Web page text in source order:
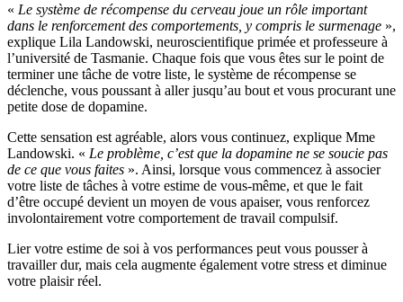
« Le système de récompense du cerveau joue un rôle important
dans le renforcement des comportements, y compris le surmenage »,
explique Lila Landowski, neuroscientifique primée et professeure à
l’université de Tasmanie. Chaque fois que vous êtes sur le point de
terminer une tâche de votre liste, le système de récompense se
déclenche, vous poussant à aller jusqu’au bout et vous procurant une
petite dose de dopamine.
Cette sensation est agréable, alors vous continuez, explique Mme
Landowski. « Le problème, c’est que la dopamine ne se soucie pas
de ce que vous faites ». Ainsi, lorsque vous commencez à associer
votre liste de tâches à votre estime de vous-même, et que le fait
d’être occupé devient un moyen de vous apaiser, vous renforcez
involontairement votre comportement de travail compulsif.
Lier votre estime de soi à vos performances peut vous pousser à
travailler dur, mais cela augmente également votre stress et diminue
votre plaisir réel.